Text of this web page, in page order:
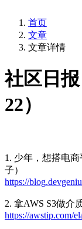
首页
文章
文章详情
社区日报
22）
1. 少年，想搭电
子）
https://
2. 拿AWS S3做介
https://awstip.com/